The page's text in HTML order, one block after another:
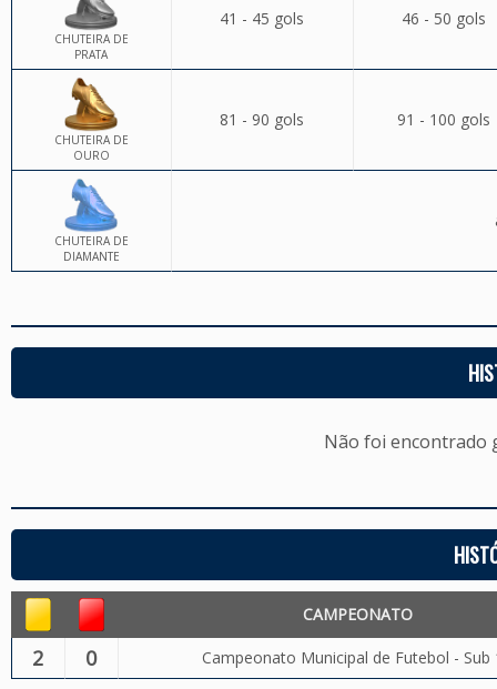
CHUTEIRA DE
PRATA
41 - 45 gols 46 - 50 gols
CHUTEIRA DE
OURO
81 - 90 gols 91 - 100 gols
CHUTEIRA DE
DIAMANTE
Não foi encontrado
CAMPEONATO
2 0 Campeonato Municipal de Futebol - Sub